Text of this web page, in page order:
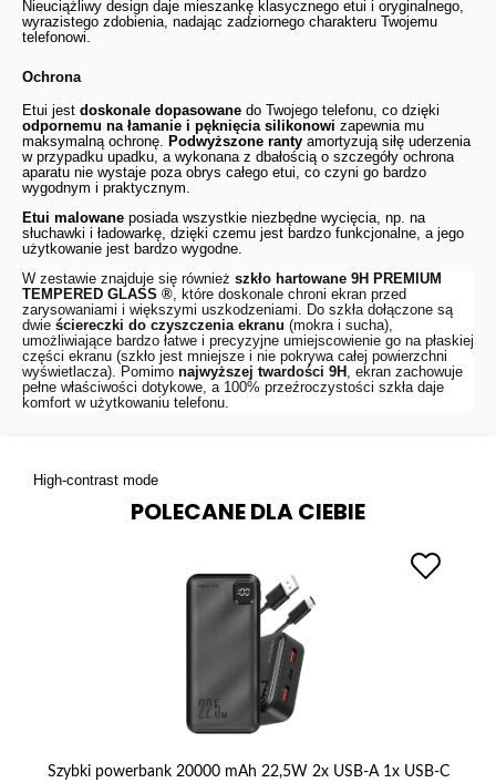
Nieuciążliwy design daje mieszankę klasycznego etui i oryginalnego,
wyrazistego zdobienia, nadając zadziornego charakteru Twojemu
telefonowi.
Ochrona
Etui jest doskonale dopasowane do Twojego telefonu, co dzięki
odpornemu na łamanie i pęknięcia silikonowi zapewnia mu
maksymalną ochronę. Podwyższone ranty amortyzują siłę uderzenia
w przypadku upadku, a wykonana z dbałością o szczegóły ochrona
aparatu nie wystaje poza obrys całego etui, co czyni go bardzo
wygodnym i praktycznym.
Etui malowane posiada wszystkie niezbędne wycięcia, np. na
słuchawki i ładowarkę, dzięki czemu jest bardzo funkcjonalne, a jego
użytkowanie jest bardzo wygodne.
W zestawie znajduje się również szkło hartowane 9H PREMIUM
TEMPERED GLASS ®, które doskonale chroni ekran przed
zarysowaniami i większymi uszkodzeniami. Do szkła dołączone są
dwie ściereczki do czyszczenia ekranu (mokra i sucha),
umożliwiające bardzo łatwe i precyzyjne umiejscowienie go na płaskiej
części ekranu (szkło jest mniejsze i nie pokrywa całej powierzchni
wyświetlacza). Pomimo najwyższej twardości 9H , ekran zachowuje
pełne właściwości dotykowe, a 100% przeźroczystości szkła daje
komfort w użytkowaniu telefonu.
High-contrast mode
POLECANE DLA CIEBIE
Szybki powerbank 20000 mAh 22,5W 2x USB-A 1x USB-C